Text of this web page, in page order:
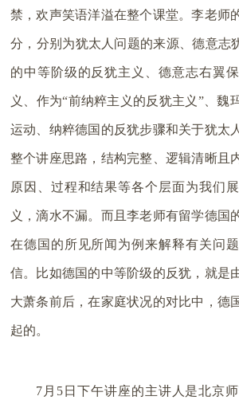
禁，欢声笑语洋溢在整个课堂。李老师
分，分别为犹太人问题的来源、德意志
的中等阶级的反犹主义、德意志右翼
义、作为“前纳粹主义的反犹主义”、魏
运动、纳粹德国的反犹步骤和关于犹太
整个讲座思路，结构完整、逻辑清晰且
原因、过程和结果等各个层面为我们
义，滴水不漏。而且李老师有留学德国
在德国的所见所闻为例来解释有关问
信。比如德国的中等阶级的反犹，就是
大萧条前后，在家庭状况的对比中，德
起的。
7月5日下午讲座的主讲人是北京